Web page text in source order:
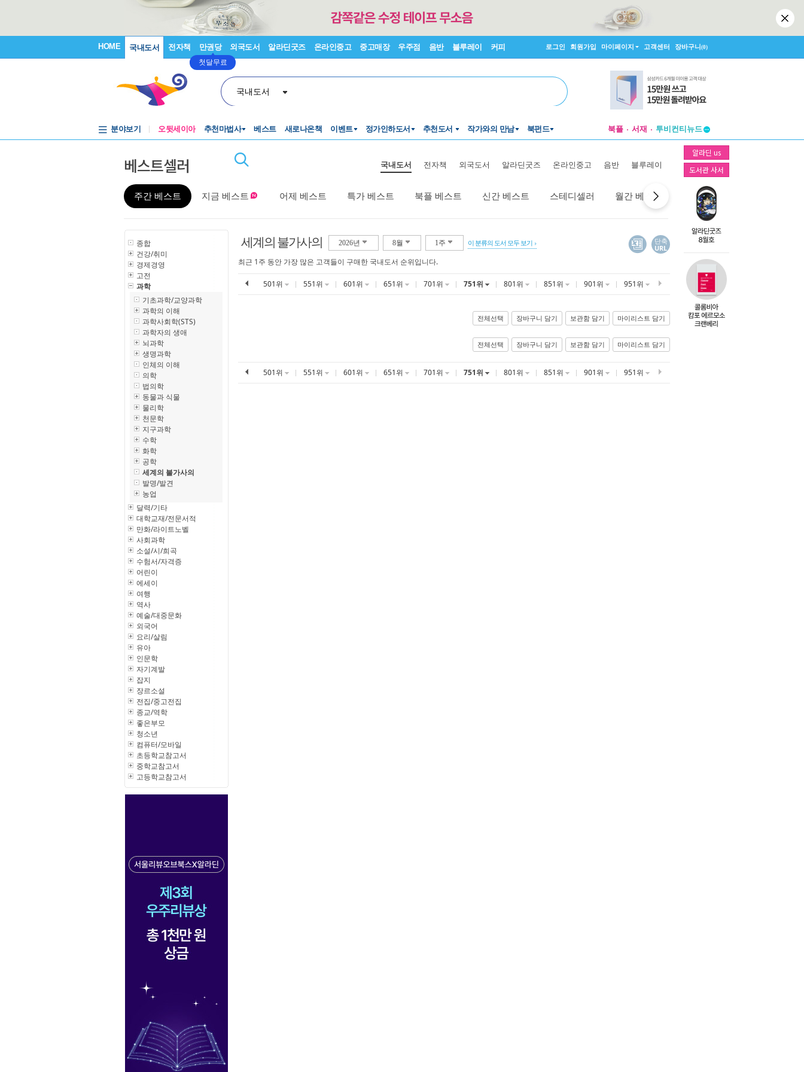
HOME 국내도서 전자책 만권당
첫달무료
외국도서 알라딘굿즈 온라인중고 중고매장 우주점 음반 블루레이 커피 로그인 회원가입 마이페이지 고객센터 장바구니(0)
국내도서
분야보기 오뒷세이아 추천마법사 베스트 새로나온책 이벤트 정가인하도서 추천도서 작가와의 만남 북펀드 북플 서재
투비컨티뉴드
창작플랫폼
투비컨티뉴드
알라딘 us
도서관 사서
베스트셀러 국내도서 전자책 외국도서 알라딘굿즈 온라인중고 음반 블루레이
주간 베스트 지금 베스트 어제 베스트 특가 베스트 북플 베스트 신간 베스트 스테디셀러 월간 베스트 역대 베스트
종합
건강/취미
경제경영
고전
과학
기초과학/교양과학
과학의 이해
과학사회학(STS)
과학자의 생애
뇌과학
생명과학
인체의 이해
의학
법의학
동물과 식물
물리학
천문학
지구과학
수학
화학
공학
세계의 불가사의
발명/발견
농업
달력/기타
대학교재/전문서적
만화/라이트노벨
사회과학
소설/시/희곡
수험서/자격증
어린이
에세이
여행
역사
예술/대중문화
외국어
요리/살림
유아
인문학
자기계발
잡지
장르소설
전집/중고전집
종교/역학
좋은부모
청소년
컴퓨터/모바일
초등학교참고서
중학교참고서
고등학교참고서
세계의 불가사의 2026년 8월 1주 이 분류의 도서 모두 보기
단축
URL
최근 1주 동안 가장 많은 고객들이 구매한 국내도서 순위입니다.
501위 551위 601위 651위 701위 751위 801위 851위 901위 951위
전체선택 장바구니 담기 보관함 담기 마이리스트 담기
전체선택 장바구니 담기 보관함 담기 마이리스트 담기
501위 551위 601위 651위 701위 751위 801위 851위 901위 951위